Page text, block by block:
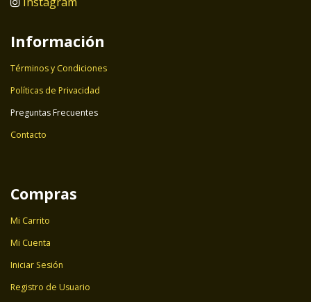
Información
Términos y Condiciones
Políticas de Privacidad
Preguntas Frecuentes
Contacto
Compras
Mi Carrito
Mi Cuenta
Iniciar Sesión
Registro de Usuario